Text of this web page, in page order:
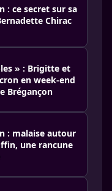
: ce secret sur sa
Chirac
» : Brigitte et
en week-end
Brégançon
: malaise autour
une rancune